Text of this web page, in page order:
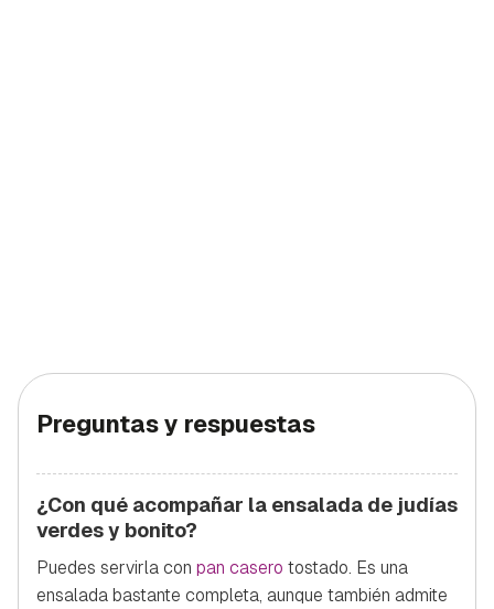
Preguntas y respuestas
¿Con qué acompañar la ensalada de judías
verdes y bonito?
Puedes servirla con pan casero tostado. Es una
ensalada bastante completa, aunque también admite